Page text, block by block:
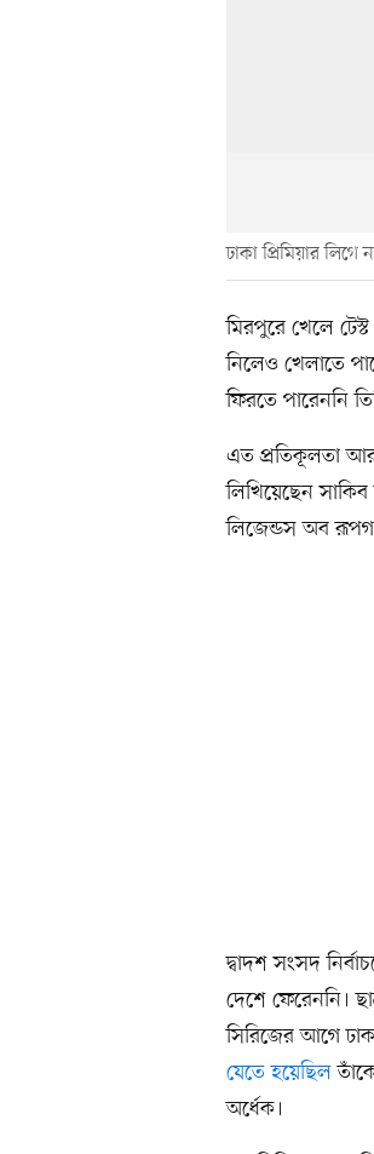
ঢাকা প্রিমিয়ার
মিরপুরে খেলে
নিলেও খেলাতে
ফিরতে পারেননি
এত প্রতিকূলতা আর
লিখিয়েছেন
লিজেন্ডস অব
দ্বাদশ সংসদ
দেশে ফেরেননি।
সিরিজের আগে
যেতে হয়েছিল
অর্ধেক।